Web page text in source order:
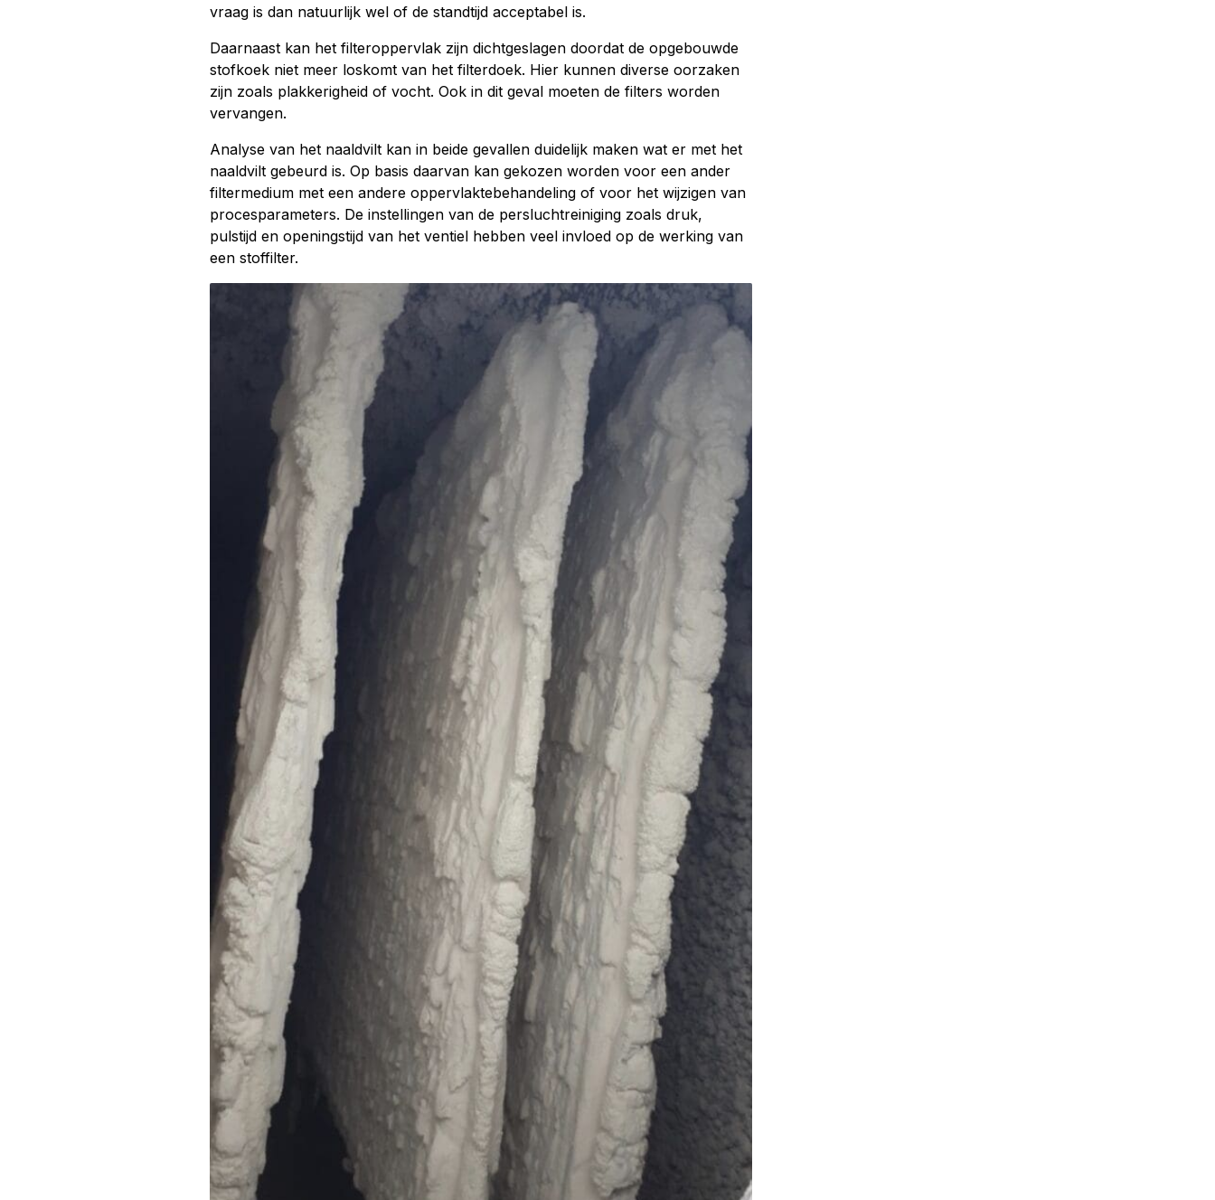
vraag is dan natuurlijk wel of de standtijd acceptabel is.
Daarnaast kan het filteroppervlak zijn dichtgeslagen doordat de opgebouwde
stofkoek niet meer loskomt van het filterdoek. Hier kunnen diverse oorzaken
zijn zoals plakkerigheid of vocht. Ook in dit geval moeten de filters worden
vervangen.
Analyse van het naaldvilt kan in beide gevallen duidelijk maken wat er met het
naaldvilt gebeurd is. Op basis daarvan kan gekozen worden voor een ander
filtermedium met een andere oppervlaktebehandeling of voor het wijzigen van
procesparameters. De instellingen van de persluchtreiniging zoals druk,
pulstijd en openingstijd van het ventiel hebben veel invloed op de werking van
een stoffilter.